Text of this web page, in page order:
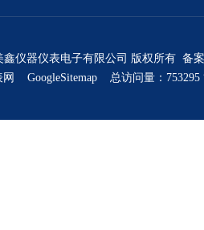
鑫仪器仪表电子有限公司 版权所有 备
GoogleSitemap 总访问量：753295